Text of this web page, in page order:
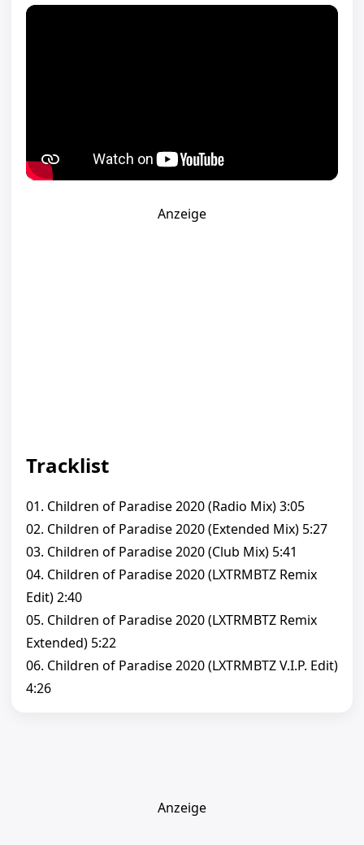
Anzeige
Tracklist
01. Children of Paradise 2020 (Radio Mix) 3:05
02. Children of Paradise 2020 (Extended Mix) 5:27
03. Children of Paradise 2020 (Club Mix) 5:41
04. Children of Paradise 2020 (LXTRMBTZ Remix
Edit) 2:40
05. Children of Paradise 2020 (LXTRMBTZ Remix
Extended) 5:22
06. Children of Paradise 2020 (LXTRMBTZ V.I.P. Edit)
4:26
Anzeige